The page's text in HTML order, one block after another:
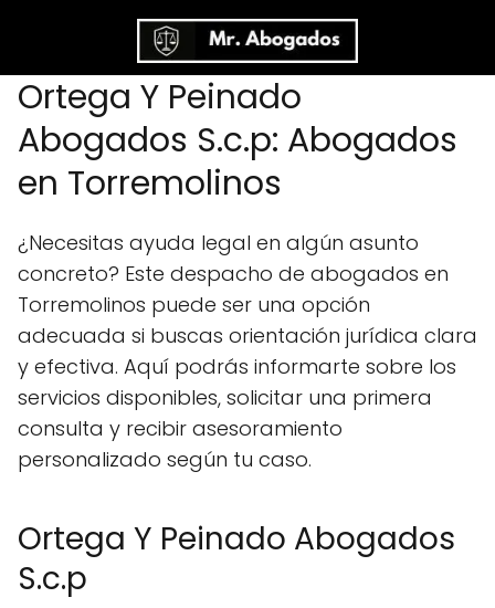
Ortega Y Peinado
Abogados S.c.p: Abogados
en Torremolinos
¿Necesitas ayuda legal en algún asunto
concreto? Este despacho de abogados en
Torremolinos puede ser una opción
adecuada si buscas orientación jurídica clara
y efectiva. Aquí podrás informarte sobre los
servicios disponibles, solicitar una primera
consulta y recibir asesoramiento
personalizado según tu caso.
Ortega Y Peinado Abogados
S.c.p